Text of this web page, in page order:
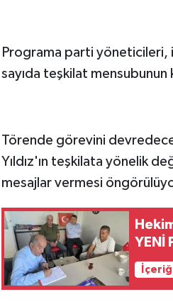
Programa parti yöneticileri,
sayıda teşkilat mensubunun
Törende görevini
Yıldız'ın teşkilata yönelik
mesajlar vermesi
YENİ